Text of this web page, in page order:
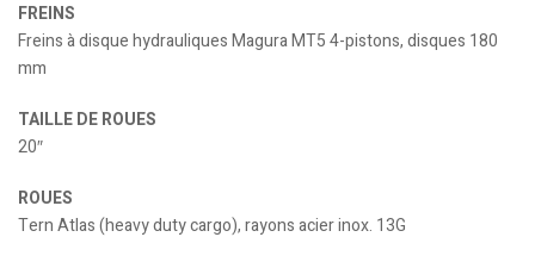
FREINS
Freins à disque hydrauliques Magura MT5 4-pistons, disques 180
mm
TAILLE DE ROUES
20″
ROUES
Tern Atlas (heavy duty cargo), rayons acier inox. 13G